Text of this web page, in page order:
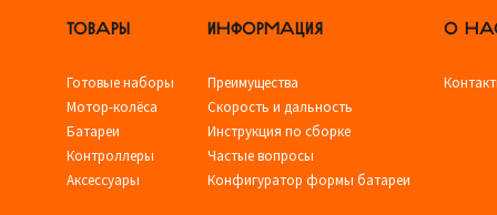
ТОВАРЫ
Готовые наборы
Мотор-колёса
Батареи
Контроллеры
Аксессуары
ИНФОРМАЦИЯ
Преимущества
Скорость и дальность
Инструкция по сборке
Частые вопросы
Конфигуратор формы батареи
О